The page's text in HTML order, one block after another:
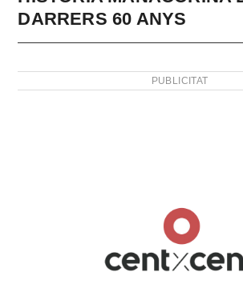
DARRERS 60 ANYS
PUBLICITAT